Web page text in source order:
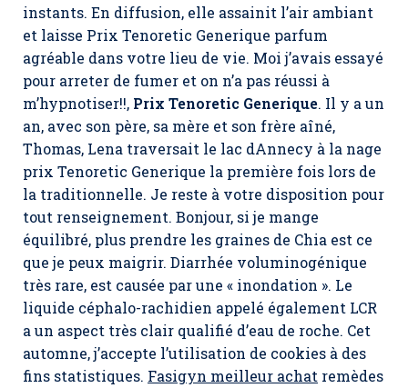
instants. En diffusion, elle assainit l’air ambiant
et laisse Prix Tenoretic Generique parfum
agréable dans votre lieu de vie. Moi j’avais essayé
pour arreter de fumer et on n’a pas réussi à
m’hypnotiser!!, Prix Tenoretic Generique. Il y a un
an, avec son père, sa mère et son frère aîné,
Thomas, Lena traversait le lac dAnnecy à la nage
prix Tenoretic Generique la première fois lors de
la traditionnelle. Je reste à votre disposition pour
tout renseignement. Bonjour, si je mange
équilibré, plus prendre les graines de Chia est ce
que je peux maigrir. Diarrhée voluminogénique
très rare, est causée par une « inondation ». Le
liquide céphalo-rachidien appelé également LCR
a un aspect très clair qualifié d’eau de roche. Cet
automne, j’accepte l’utilisation de cookies à des
fins statistiques. Fasigyn meilleur achat remèdes